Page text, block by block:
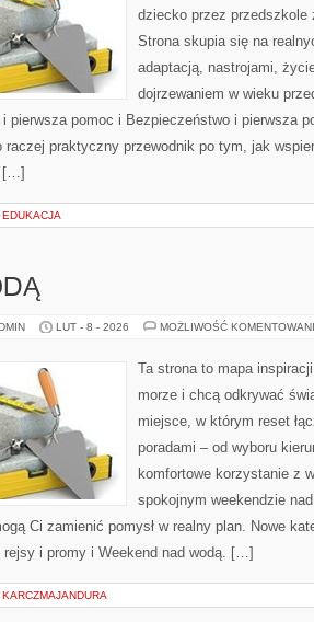
dziecko przez przedszkole
Strona skupia się na
adaptacją, nastrojami,
dojrzewaniem w wieku
i pierwsza pomoc i Bezpieczeństwo i pierwsza
raczej praktyczny przewodnik po tym, jak
[…]
EDUKACJA
LUT - 8 - 2026 MOŻLIWOŚĆ
Ta strona to mapa
morze i chcą odkrywać
miejsce, w którym reset
poradami – od wyboru
komfortowe korzystanie z
spokojnym weekendzie
Ci zamienić pomysł w realny plan. Nowe
rejsy i promy i Weekend nad wodą. […]
KARCZMAJANDURA